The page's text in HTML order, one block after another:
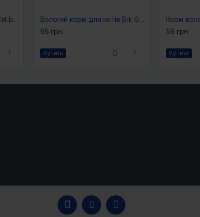
5-7
Корм сухий Brit Premium Cat by Nature Adult Chicken для дорослих котів з куркою 300 г Вологий корм для котів Brit GF VetDiet Care Sterilised pouch 85 г (лосось)
66 грн.
Купити
59 грн.
Купити